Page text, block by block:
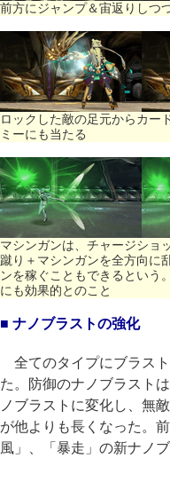
前方にジャンプ＆宙返りしつ
ロックした敵の足元からカー
ミーにも当たる
マシンガンは、チャージショ
蹴り＋マシンガンを全方向に
ンを稼ぐこともできるという
にも効果的とのこと
■ ナノブラストの強化
全てのタイプにブラス
た。防御のナノブラスト
ノブラストに変化し、無
が他よりも長くなった。
風」、「暴走」の新ナノ